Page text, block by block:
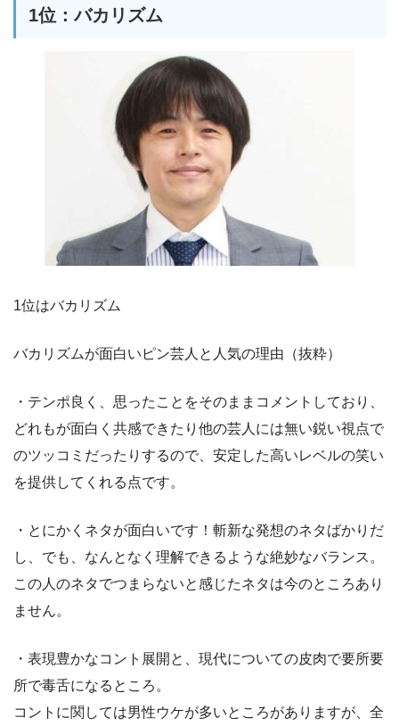
1位：バカリズム
1位はバカリズム
バカリズムが面白いピン芸人と人気の理由（抜粋）
・テンポ良く、思ったことをそのままコメントしており、
どれもが面白く共感できたり他の芸人には無い鋭い視点で
のツッコミだったりするので、安定した高いレベルの笑い
を提供してくれる点です。
・とにかくネタが面白いです！斬新な発想のネタばかりだ
し、でも、なんとなく理解できるような絶妙なバランス。
この人のネタでつまらないと感じたネタは今のところあり
ません。
・表現豊かなコント展開と、現代についての皮肉で要所要
所で毒舌になるところ。
コントに関しては男性ウケが多いところがありますが、全